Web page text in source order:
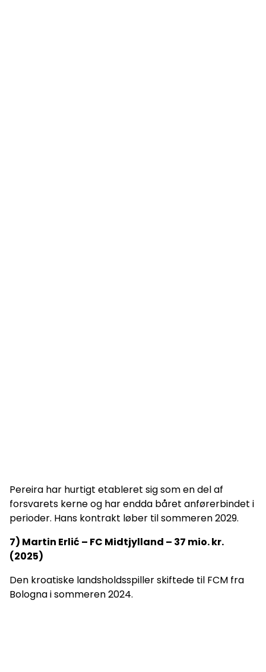
Pereira har hurtigt etableret sig som en del af
forsvarets kerne og har endda båret anførerbindet i
perioder. Hans kontrakt løber til sommeren 2029.
7) Martin Erlić – FC Midtjylland – 37 mio. kr.
(2025)
Den kroatiske landsholdsspiller skiftede til FCM fra
Bologna i sommeren 2024.